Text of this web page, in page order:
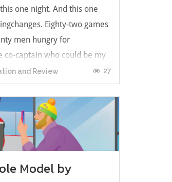
one night. And this one
Eighty-two games
men hungry for
co-captain who could be my
rest of the story. หลังอ่าน
ล้ว เลยอยากได้ความแสบ
าเรื่อง!) เล่มนี้คู่หูเอ...
and Review 27
Model by